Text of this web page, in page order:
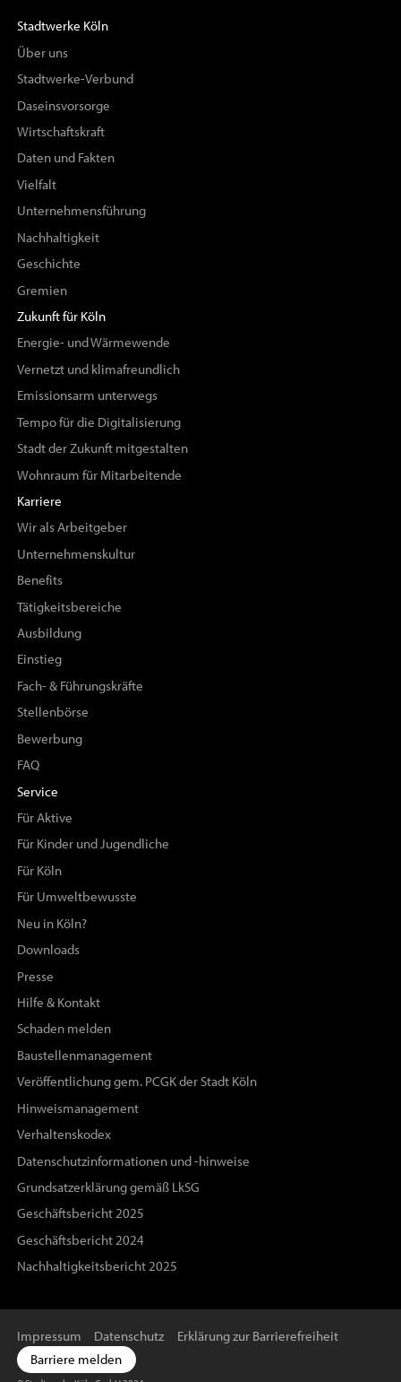
Stadtwerke Köln
Über uns
Stadtwerke-Verbund
Daseinsvorsorge
Wirtschaftskraft
Daten und Fakten
Vielfalt
Unternehmensführung
Nachhaltigkeit
Geschichte
Gremien
Zukunft für Köln
Energie- und Wärmewende
Vernetzt und klimafreundlich
Emissionsarm unterwegs
Tempo für die Digitalisierung
Stadt der Zukunft mitgestalten
Wohnraum für Mitarbeitende
Karriere
Wir als Arbeitgeber
Unternehmenskultur
Benefits
Tätigkeitsbereiche
Ausbildung
Einstieg
Fach- & Führungskräfte
Stellenbörse
Bewerbung
FAQ
Service
Für Aktive
Für Kinder und Jugendliche
Für Köln
Für Umweltbewusste
Neu in Köln?
Downloads
Presse
Hilfe & Kontakt
Schaden melden
Baustellenmanagement
Veröffentlichung gem. PCGK der Stadt Köln
Hinweismanagement
Verhaltenskodex
Datenschutzinformationen und -hinweise
Grundsatzerklärung gemäß LkSG
Geschäftsbericht 2025
Geschäftsbericht 2024
Nachhaltigkeitsbericht 2025
Impressum Datenschutz
Erklärung zur Barrierefreiheit
Barriere melden